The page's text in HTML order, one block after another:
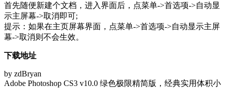
首先随便新建个文档，进入界面后，点菜单->首选项->自动显
示主屏幕->取消即可;
提示：如果在主页屏幕界面，点菜单->首选项->自动显示主屏
幕->取消则不会生效。
下载地址
by zdBryan
Adobe Photoshop CS3 v10.0 绿色极限精简版，经典实用体积小